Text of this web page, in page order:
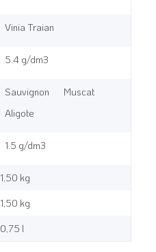
Vinia Traian
5.4 g/dm3
Sauvignon
Muscat
Aligote
1.5 g/dm3
1,50 kg
1,50 kg
0,75 l